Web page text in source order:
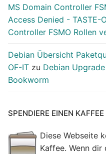
MS Domain Controller
Access Denied - TASTE-
Controller FSMO Rollen
Debian Übersicht
OF-IT zu Debian
Bookworm
SPENDIERE EINEN KAFFEE
Diese Webseite
Kaffee. Wenn